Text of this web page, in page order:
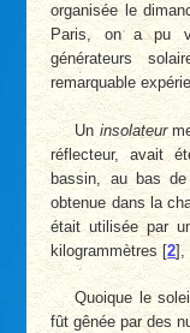
organisée le
Paris, on a pu
générateurs
remarquable
Un insolateur
réflecteur, avait
bassin, au bas
obtenue dans la
était utilisée par
kilogrammètres[2],
Quoique le
fût gênée par des